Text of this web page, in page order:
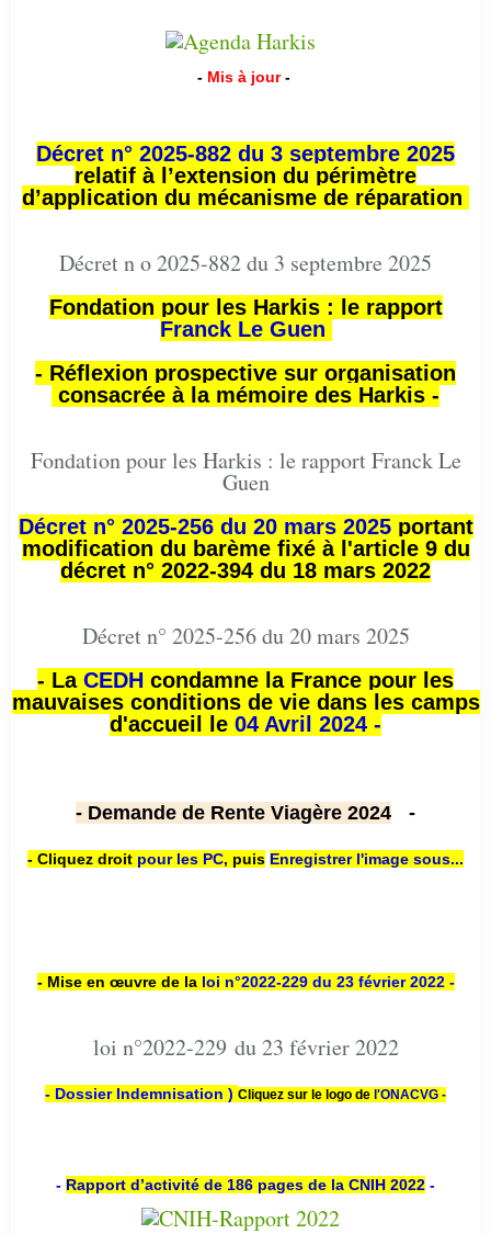
- Mis à jour -
Décret n° 2025-882 du 3 septembre 2025
relatif à l’extension du périmètre
d’application du mécanisme de réparation
Décret n o 2025-882 du 3 septembre 2025
Fondation pour les Harkis : le rapport
Franck Le Guen
- Réflexion prospective sur organisation
consacrée à la mémoire des Harkis -
Fondation pour les Harkis : le rapport Franck Le
Guen
Décret n° 2025-256 du 20 mars 2025portant
modification du barème fixé à l'article 9 du
décret n° 2022-394 du 18 mars 2022
Décret n° 2025-256 du 20 mars 2025
- La CEDH condamne la France pour les
mauvaises conditions de vie dans les camps
d'accueil le 04 Avril 2024 -
- Demande de Rente Viagère 2024 -
- Cliquez droit pour les PC, puis Enregistrer l'image sous...
- Mise en œuvre de la loi n°2022-229 du 23 février 2022 -
loi n°2022-229 du 23 février 2022
- Dossier Indemnisation ) Cliquez sur le logo de l'ONACVG -
- Rapport d’activité de 186 pages de la CNIH 2022 -